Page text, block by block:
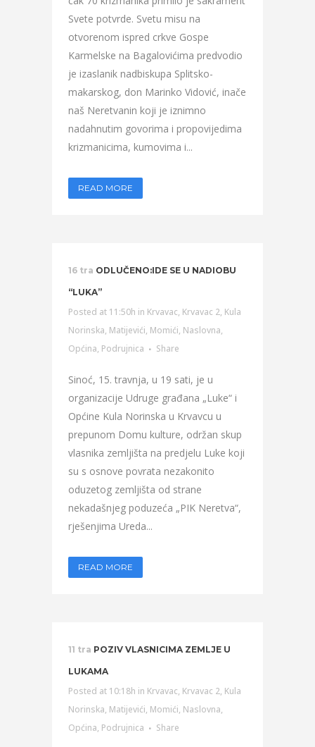
Svete potvrde. Svetu misu na
otvorenom ispred crkve Gospe
Karmelske na Bagalovićima predvodio
je izaslanik nadbiskupa Splitsko-
makarskog, don Marinko Vidović, inače
naš Neretvanin koji je iznimno
nadahnutim govorima i propovijedima
krizmanicima, kumovima i...
READ MORE
16 tra ODLUČENO:IDE SE U NADIOBU
“LUKA”
Posted at 11:50h in Krvavac, Krvavac 2, Kula
Norinska, Matijevići, Momići, Naslovna,
Općina, Podrujnica Share
Sinoć, 15. travnja, u 19 sati, je u
organizacije Udruge građana „Luke“ i
Općine Kula Norinska u Krvavcu u
prepunom Domu kulture, održan skup
vlasnika zemljišta na predjelu Luke koji
su s osnove povrata nezakonito
oduzetog zemljišta od strane
nekadašnjeg poduzeća „PIK Neretva“,
rješenjima Ureda...
READ MORE
11 tra POZIV VLASNICIMA ZEMLJE U
LUKAMA
Posted at 10:18h in Krvavac, Krvavac 2, Kula
Norinska, Matijevići, Momići, Naslovna,
Općina, Podrujnica Share